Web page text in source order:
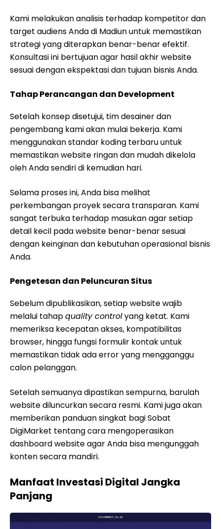
Kami melakukan analisis terhadap kompetitor dan
target audiens Anda di Madiun untuk memastikan
strategi yang diterapkan benar-benar efektif.
Konsultasi ini bertujuan agar hasil akhir website
sesuai dengan ekspektasi dan tujuan bisnis Anda.
Tahap Perancangan dan Development
Setelah konsep disetujui, tim desainer dan
pengembang kami akan mulai bekerja. Kami
menggunakan standar koding terbaru untuk
memastikan website ringan dan mudah dikelola
oleh Anda sendiri di kemudian hari.
Selama proses ini, Anda bisa melihat
perkembangan proyek secara transparan. Kami
sangat terbuka terhadap masukan agar setiap
detail kecil pada website benar-benar sesuai
dengan keinginan dan kebutuhan operasional bisnis
Anda.
Pengetesan dan Peluncuran Situs
Sebelum dipublikasikan, setiap website wajib
melalui tahapquality controlyang ketat. Kami
memeriksa kecepatan akses, kompatibilitas
browser, hingga fungsi formulir kontak untuk
memastikan tidak ada error yang mengganggu
calon pelanggan.
Setelah semuanya dipastikan sempurna, barulah
website diluncurkan secara resmi. Kami juga akan
memberikan panduan singkat bagi Sobat
DigiMarket tentang cara mengoperasikan
dashboard website agar Anda bisa mengunggah
konten secara mandiri.
Manfaat Investasi Digital Jangka
Panjang